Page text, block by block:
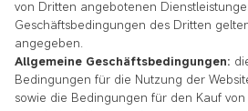
von Dritten angebotenen
Geschäftsbedingungen des Dritten
angegeben.
Allgemeine Geschäftsbedingungen:
Bedingungen für die Nutzung der
sowie die Bedingungen für den Kauf